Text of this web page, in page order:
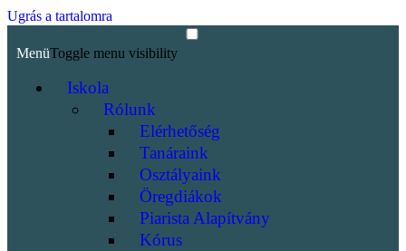
Ugrás a tartalomra
MenüToggle menu visibility
Iskola
Rólunk
Elérhetőség
Tanáraink
Osztályaink
Öregdiákok
Piarista Alapítvány
Kórus